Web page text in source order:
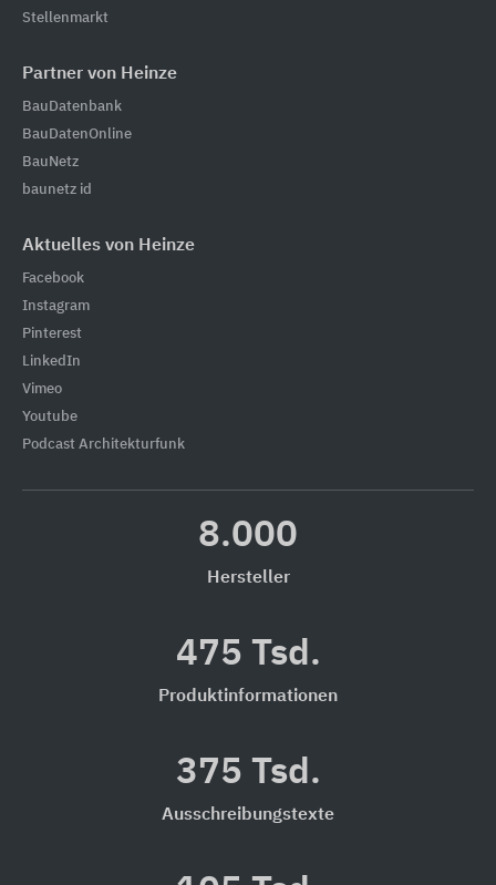
Stellenmarkt
Partner von Heinze
BauDatenbank
BauDatenOnline
BauNetz
baunetz id
Aktuelles von Heinze
Facebook
Instagram
Pinterest
LinkedIn
Vimeo
Youtube
Podcast Architekturfunk
8.000
Hersteller
475 Tsd.
Produktinformationen
375 Tsd.
Ausschreibungstexte